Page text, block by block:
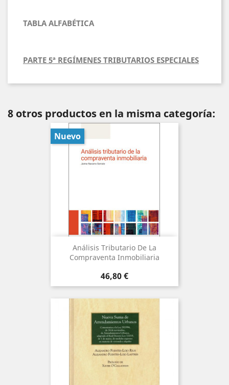
TABLA ALFABÉTICA
PARTE 5ª REGÍMENES TRIBUTARIOS ESPECIALES
8 otros productos en la misma categoría:
Análisis Tributario De La
Compraventa Inmobiliaria
Precio
46,80 €
Nuevo